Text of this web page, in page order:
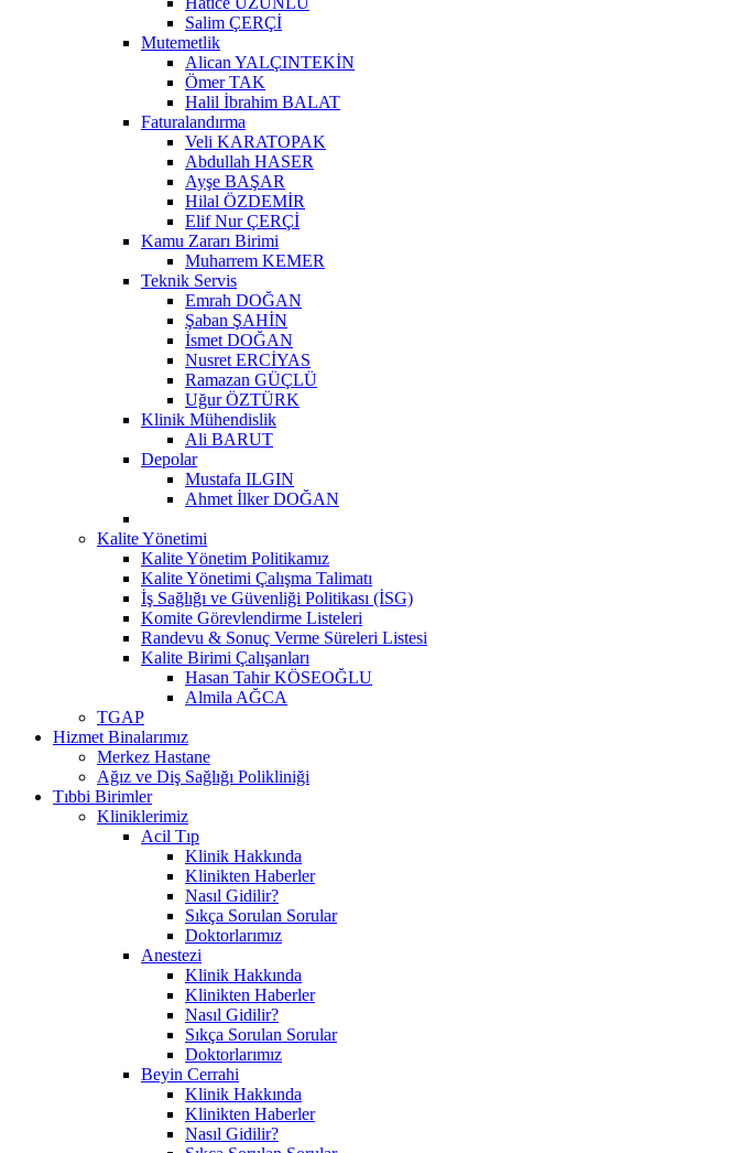
Salim ÇERÇİ
Mutemetlik
Alican YALÇINTEKİN
Ömer TAK
Halil İbrahim BALAT
Faturalandırma
Veli KARATOPAK
Abdullah HASER
Ayşe BAŞAR
Hilal ÖZDEMİR
Elif Nur ÇERÇİ
Kamu Zararı Birimi
Muharrem KEMER
Teknik Servis
Emrah DOĞAN
Şaban ŞAHİN
İsmet DOĞAN
Nusret ERCİYAS
Ramazan GÜÇLÜ
Uğur ÖZTÜRK
Klinik Mühendislik
Ali BARUT
Depolar
Mustafa ILGIN
Ahmet İlker DOĞAN
Kalite Yönetimi
Kalite Yönetim Politikamız
Kalite Yönetimi Çalışma Talimatı
İş Sağlığı ve Güvenliği Politikası (İSG)
Komite Görevlendirme Listeleri
Randevu & Sonuç Verme Süreleri Listesi
Kalite Birimi Çalışanları
Hasan Tahir KÖSEOĞLU
Almila AĞCA
TGAP
Hizmet Binalarımız
Merkez Hastane
Ağız ve Diş Sağlığı Polikliniği
Tıbbi Birimler
Kliniklerimiz
Acil Tıp
Klinik Hakkında
Klinikten Haberler
Nasıl Gidilir?
Sıkça Sorulan Sorular
Doktorlarımız
Anestezi
Klinik Hakkında
Klinikten Haberler
Nasıl Gidilir?
Sıkça Sorulan Sorular
Doktorlarımız
Beyin Cerrahi
Klinik Hakkında
Klinikten Haberler
Nasıl Gidilir?